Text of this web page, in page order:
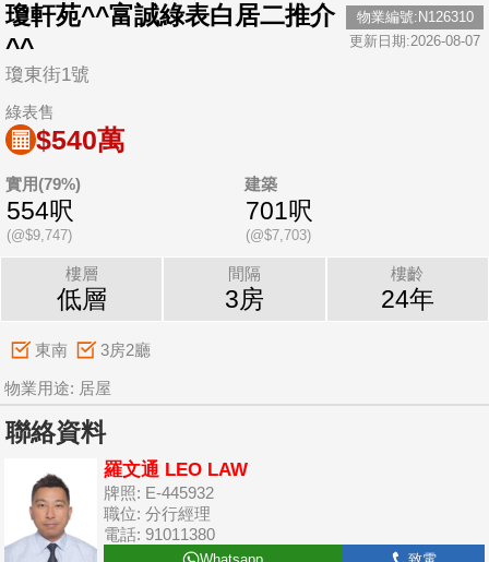
瓊軒苑^^富誠綠表白居二推介
^^
瓊東街1號
物業編號:N126310
更新日期:2026-08-07
綠表售
$540萬
實用(79%)
554呎
(@$9,747)
建築
701呎
(@$7,703)
樓層
低層
間隔
3房
樓齡
24年
東南 3房2廳
物業用途: 居屋
聯絡資料
羅文通 LEO LAW
牌照: E-445932
職位: 分行經理
電話: 91011380